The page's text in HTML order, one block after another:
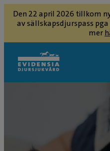
Den 22 april 2026 tillkom
av sällskapsdjurspass
mer